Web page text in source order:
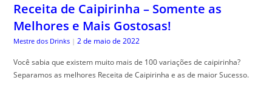
Receita de Caipirinha – Somente as
Melhores e Mais Gostosas!
Mestre dos Drinks | 2 de maio de 2022
Você sabia que existem muito mais de 100 variações de caipirinha?
Separamos as melhores Receita de Caipirinha e as de maior Sucesso.